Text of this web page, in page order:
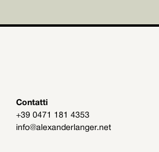
Contatti
+39 0471 181 4353
info@alexanderlanger.net